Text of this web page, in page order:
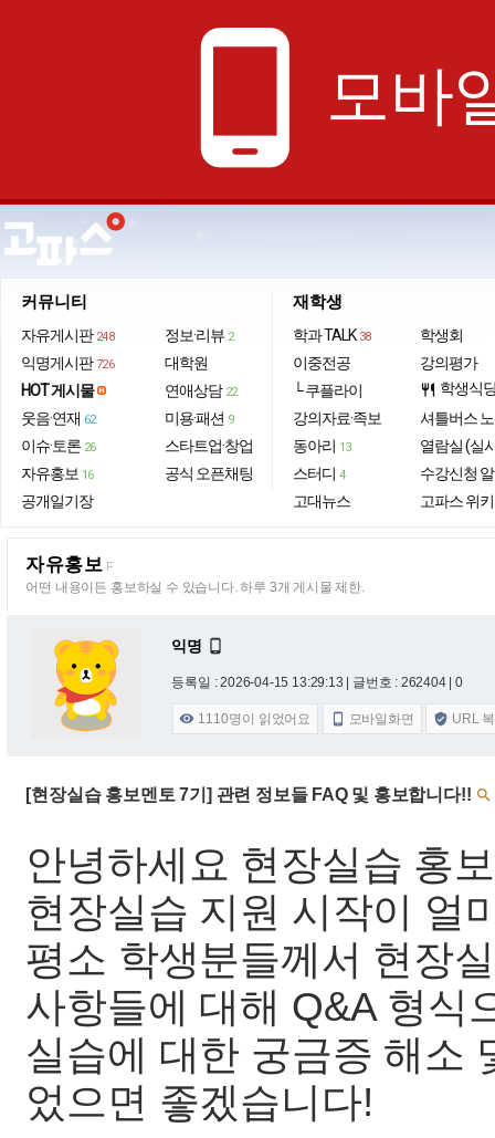
phone_android 모바
커뮤니티
자유게시판 248
익명게시판 726
HOT 게시물
웃음·연재 62
이슈·토론 26
자유홍보 16
공개일기장
정보·리뷰 2
대학원
연애상담 22
미용·패션 9
스타트업·창업
공식 오픈채팅
재학생
학과 TALK 38
이중전공
└ 쿠플라이
강의자료·족보
동아리 13
스터디 4
고대뉴스
학생회
강의평가
restaurant 학생식
셔틀버스
열람실 (실
수강신청
고파스 위키
자유홍보 F
어떤 내용이든 홍보하실 수 있습니다. 하루 3개 게시물 제한.
익명 
등록일 : 2026-04-15 13:29:13 | 글번호 : 262404 | 0
 1110명이 읽었어요  모바일화면  URL
[현장실습 홍보멘토 7기] 관련 정보들 FAQ 및 홍보합니다!! 
안녕하세요 현장실습 홍
현장실습 지원 시작이 얼
평소 학생분들께서 현장
사항들에 대해 Q&A 형식
실습에 대한 궁금증 해소
었으면 좋겠습니다!